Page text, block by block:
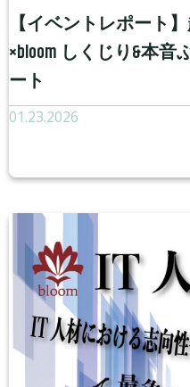
【イベントレポート
×bloom しくじり&本
ート
01.23.2026